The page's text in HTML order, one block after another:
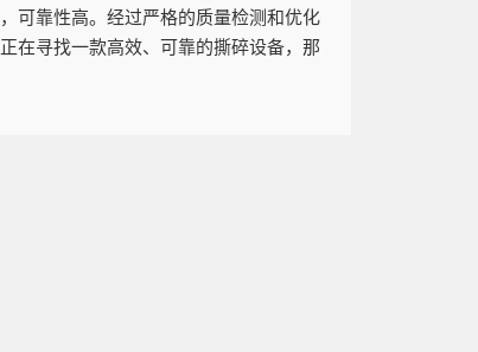
可靠性高。经过严格的质量检测和优化
在寻找一款高效、可靠的撕碎设备，那